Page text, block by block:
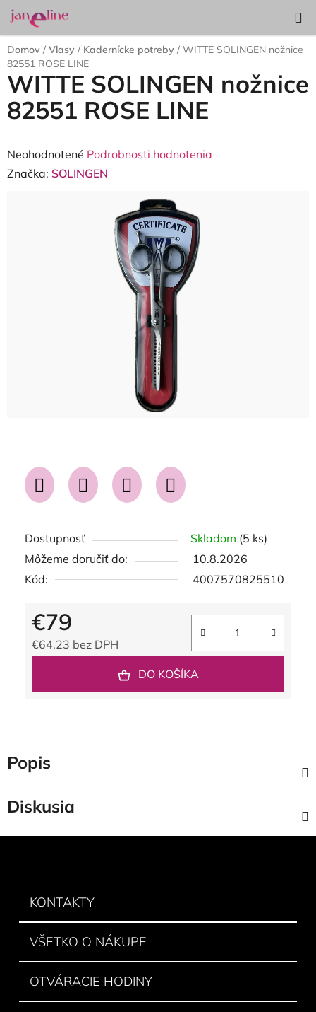
Prejsť
na
obsah
KOŠÍK
Domov / Vlasy / Kadernícke potreby / WITTE SOLINGEN nožnice
82551 ROSE LINE
Dostupnosť Skladom (5 ks)
Môžeme doručiť do:
10.8.2026
Kód:
4007570825510
€79
€64,23 bez DPH
DO KOŠÍKA
WITTE SOLINGEN nožnice
82551 ROSE LINE
Priemerné
hodnotenie
Neohodnotené Podrobnosti hodnotenia
Značka: SOLINGEN
Popis
Diskusia
KONTAKTY
VŠETKO O NÁKUPE
OTVÁRACIE HODINY